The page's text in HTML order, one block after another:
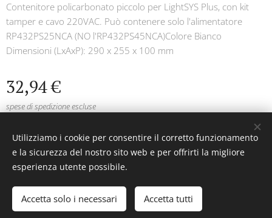
Contenitore policarbonato piccolo per LightSYS Plus, con kit
tamper e cavo 220VAC. Può contenere solo l'alimentatore
RP432PS25NCA (NO l'RP432PS45NCA)Colore Bianco
Dimensioni (LxAxP): 290 x 255 x 100 mm
32,94€
spese di spedizione escluse
ATSANTIFURTI© Tutti i diritti riservati 1992
Utilizziamo i cookie per consentire il corretto funzionamento
e la sicurezza del nostro sito web e per offrirti la migliore
esperienza utente possibile.
Accetta solo i necessari Accetta tutti